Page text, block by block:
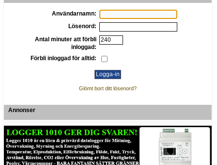
Användarnamn:
Lösenord:
Antal minuter att förbli
inloggad:
Förbli inloggad för alltid:
Glömt bort ditt lösenord?
Annonser